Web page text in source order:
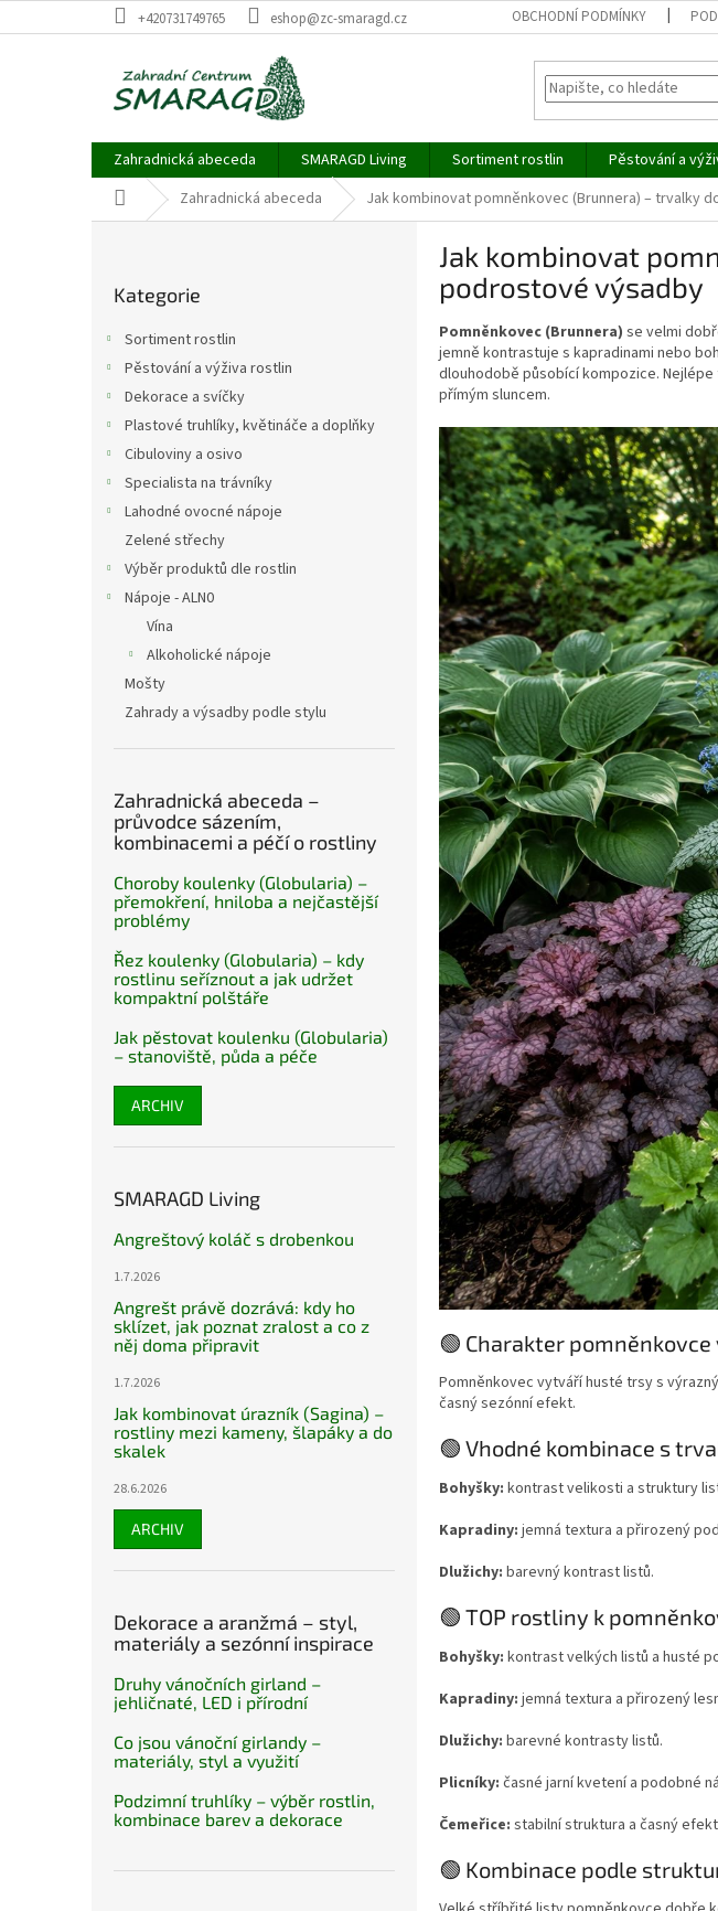
na
+420731749765 eshop@zc-smaragd.cz OBCHODNÍ PODMÍNKY
Zahradnická abeceda SMARAGD Living Sortiment rostlin Pěstování a
Domů Zahradnická abeceda Jak kombinovat pomněnkovec (Brunnera) – trvalky
kategorie
Kategorie
Sortiment rostlin
Pěstování a výživa rostlin
Dekorace a svíčky
Plastové truhlíky, květináče a doplňky
Cibuloviny a osivo
Specialista na trávníky
Lahodné ovocné nápoje
Zelené střechy
Výběr produktů dle rostlin
Nápoje - ALN0
Vína
Alkoholické nápoje
Mošty
Zahrady a výsadby podle stylu
Zahradnická abeceda –
průvodce sázením,
kombinacemi a péčí o rostliny
Choroby koulenky (Globularia) –
přemokření, hniloba a nejčastější
problémy
Řez koulenky (Globularia) – kdy
rostlinu seříznout a jak udržet
kompaktní polštáře
Jak pěstovat koulenku (Globularia)
– stanoviště, půda a péče
ARCHIV
SMARAGD Living
Angreštový koláč s drobenkou
1.7.2026
Angrešt právě dozrává: kdy ho
sklízet, jak poznat zralost a co z
něj doma připravit
1.7.2026
Jak kombinovat úrazník (Sagina) –
rostliny mezi kameny, šlapáky a do
skalek
28.6.2026
ARCHIV
Dekorace a aranžmá – styl,
materiály a sezónní inspirace
Druhy vánočních girland –
jehličnaté, LED i přírodní
Co jsou vánoční girlandy –
materiály, styl a využití
Podzimní truhlíky – výběr rostlin,
kombinace barev a dekorace
Jak kombinovat
podrostové výsadby
Pomněnkovec (Brunnera) se velmi
jemně kontrastuje s kapradinami nebo
dlouhodobě působící kompozice.
přímým sluncem.
🟢 Charakter pomněnkovce
Pomněnkovec vytváří husté trsy s
časný sezónní efekt.
🟢 Vhodné kombinace s
Bohyšky: kontrast velikosti a struktury
Kapradiny: jemná textura a přirozený
Dlužichy: barevný kontrast listů.
🟢 TOP rostliny k
Bohyšky: kontrast velkých listů a husté
Kapradiny: jemná textura a přirozený
Dlužichy: barevné kontrasty listů.
Plicníky: časné jarní kvetení a podobné
Čemeřice: stabilní struktura a časný
🟢 Kombinace podle